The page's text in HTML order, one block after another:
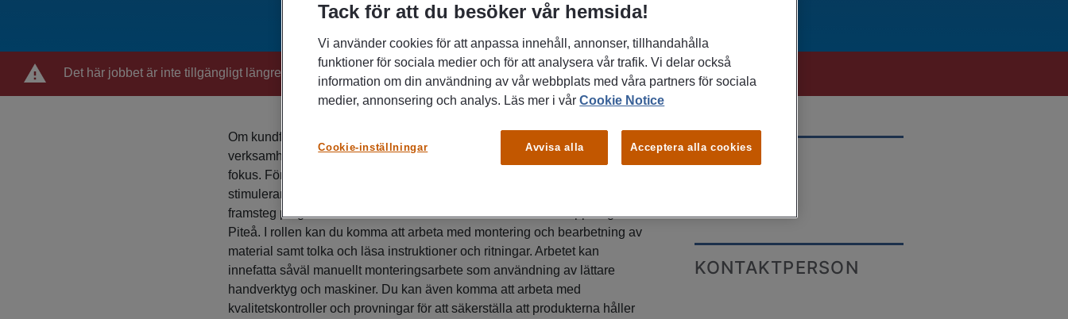
Det här jobbet är inte tillgängligt längre
Om kundföretaget Vår kund är ett världsledande industriföretag med
verksamhet i Piteå. Här står innovation, kvalitet och hållbar utveckling i
fokus. Företaget är en viktig aktör inom sin bransch och erbjuder en
stimulerande arbetsmiljö där medarbetare får vara del av tekniska
framsteg på global nivå. Vi söker nu montörer till kommande uppdrag i
Piteå. I rollen kan du komma att arbeta med montering och bearbetning av
material samt tolka och läsa instruktioner och ritningar. Arbetet kan
innefatta såväl manuellt monteringsarbete som användning av lättare
handverktyg och maskiner. Du kan även komma att arbeta med
kvalitetskontroller och provningar för att säkerställa att produkterna håller
KONTAKTPERSON
Tack för att du besöker vår hemsida!
Vi använder cookies för att anpassa innehåll, annonser, tillhandahålla
funktioner för sociala medier och för att analysera vår trafik. Vi delar också
information om din användning av vår webbplats med våra partners för sociala
medier, annonsering och analys. Läs mer i vårCookie Notice
Avvisa alla Acceptera alla cookies
Cookie-inställningar